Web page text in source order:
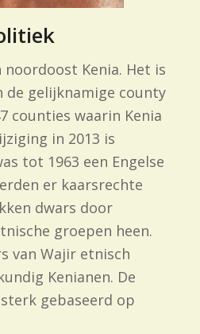
Kenia. Het is
de gelijknamige county
counties waarin Kenia
in 2013 is
tot 1963 een Engelse
er kaarsrechte
dwars door
groepen heen.
van Wajir etnisch
Kenianen. De
gebaseerd op